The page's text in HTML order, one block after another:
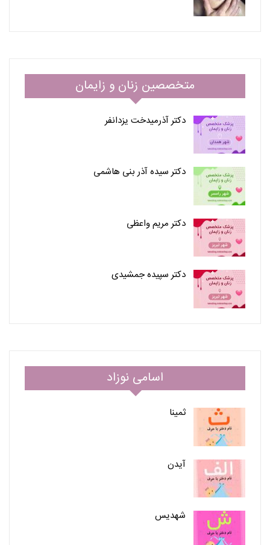
متخصصین زنان و زایمان
دکتر آذرمیدخت یزدانفر
دکتر سیده آذر بنی هاشمی
دکتر مریم واعظی
دکتر سپیده جمشیدی
اسامی نوزاد
ثمینا
آیدن
شهدیس